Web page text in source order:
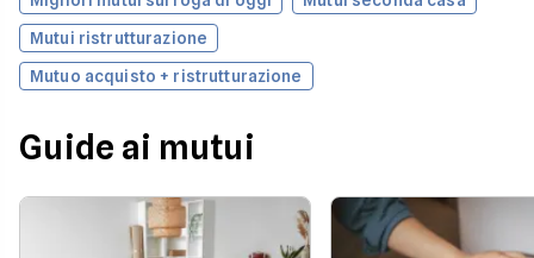
Mutui ristrutturazione
Mutuo acquisto + ristrutturazione
Guide ai mutui